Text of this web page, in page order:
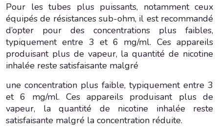
Pour les tubes plus puissants, notamment ceux
équipés de résistances sub-ohm, il est recommandé
d’opter pour des concentrations plus faibles,
typiquement entre 3 et 6 mg/ml. Ces appareils
produisant plus de vapeur, la quantité de nicotine
inhalée reste satisfaisante malgré
une concentration plus faible, typiquement entre 3
et 6 mg/ml. Ces appareils produisant plus de
vapeur, la quantité de nicotine inhalée reste
satisfaisante malgré la concentration réduite.